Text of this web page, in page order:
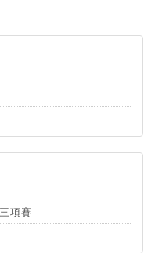
項賽